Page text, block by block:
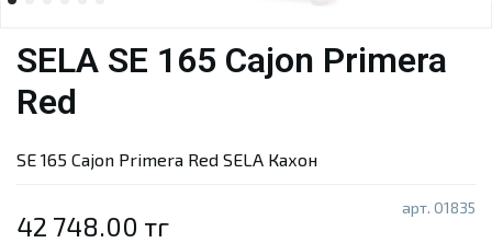
арт. 01835
SELA SE 165 Cajon Primera
Red
42 748.00 тг
SE 165 Cajon Primera Red SELA Кахон